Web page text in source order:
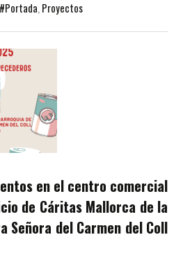
,Proyectos
en el centro comercial
de Cáritas Mallorca de la
Señora del Carmen del Coll